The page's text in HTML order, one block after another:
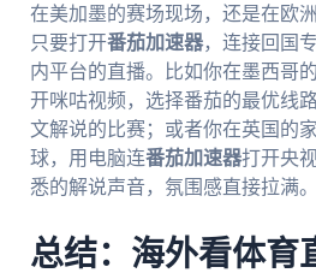
在美加墨的赛场现场，还是在欧
只要打开番茄加速器，连接回国
内平台的直播。比如你在墨西哥
开咪咕视频，选择番茄的最优线
文解说的比赛；或者你在英国的
球，用电脑连番茄加速器打开央
悉的解说声音，氛围感直接拉满。
总结：海外看体育